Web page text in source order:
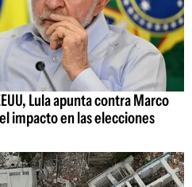
Lula apunta contra Marco
impacto en las elecciones